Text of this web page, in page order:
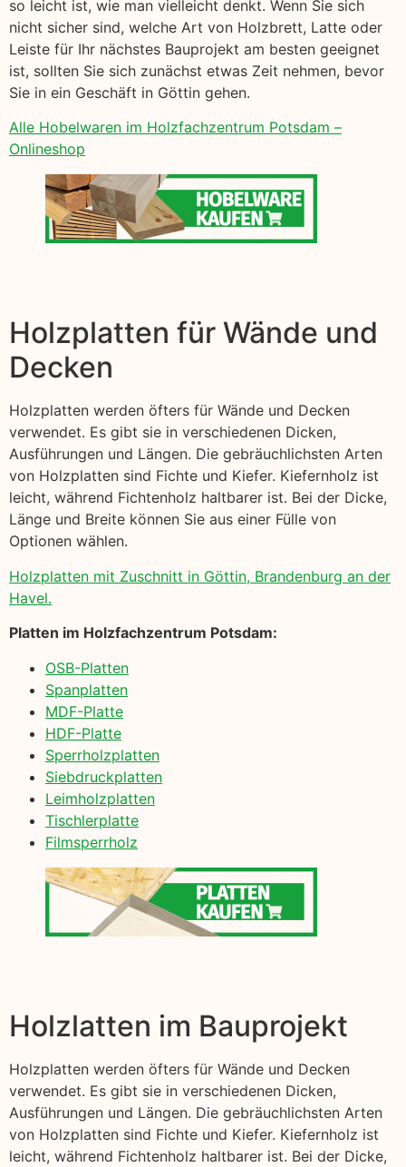
so leicht ist, wie man vielleicht denkt. Wenn Sie sich
nicht sicher sind, welche Art von Holzbrett, Latte oder
Leiste für Ihr nächstes Bauprojekt am besten geeignet
ist, sollten Sie sich zunächst etwas Zeit nehmen, bevor
Sie in ein Geschäft in Göttin gehen.
Alle Hobelwaren im Holzfachzentrum Potsdam –
Onlineshop
Holzplatten für Wände und
Decken
Holzplatten werden öfters für Wände und Decken
verwendet. Es gibt sie in verschiedenen Dicken,
Ausführungen und Längen. Die gebräuchlichsten Arten
von Holzplatten sind Fichte und Kiefer. Kiefernholz ist
leicht, während Fichtenholz haltbarer ist. Bei der Dicke,
Länge und Breite können Sie aus einer Fülle von
Optionen wählen.
Holzplatten mit Zuschnitt in Göttin, Brandenburg an der
Havel.
Platten im Holzfachzentrum Potsdam:
OSB-Platten
Spanplatten
MDF-Platte
HDF-Platte
Sperrholzplatten
Siebdruckplatten
Leimholzplatten
Tischlerplatte
Filmsperrholz
Holzlatten im Bauprojekt
Holzplatten werden öfters für Wände und Decken
verwendet. Es gibt sie in verschiedenen Dicken,
Ausführungen und Längen. Die gebräuchlichsten Arten
von Holzplatten sind Fichte und Kiefer. Kiefernholz ist
leicht, während Fichtenholz haltbarer ist. Bei der Dicke,